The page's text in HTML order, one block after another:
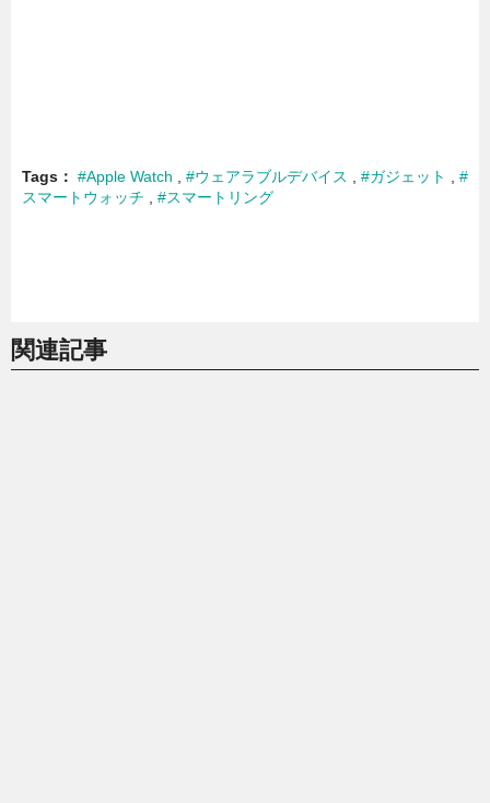
Tags #Apple Watch #ウェアラブルデバイス #ガジェット
#
スマートウォッチ
#スマートリング
関連記事